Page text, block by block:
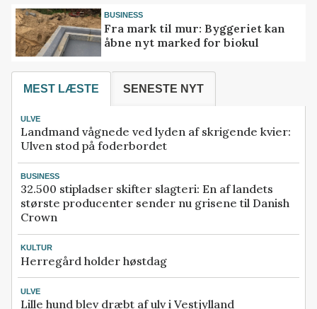
BUSINESS
Fra mark til mur: Byggeriet kan
åbne nyt marked for biokul
MEST LÆSTE SENESTE NYT
ULVE
Landmand vågnede ved lyden af skrigende kvier:
Ulven stod på foderbordet
BUSINESS
32.500 stipladser skifter slagteri: En af landets
største producenter sender nu grisene til Danish
Crown
KULTUR
Herregård holder høstdag
ULVE
Lille hund blev dræbt af ulv i Vestjylland